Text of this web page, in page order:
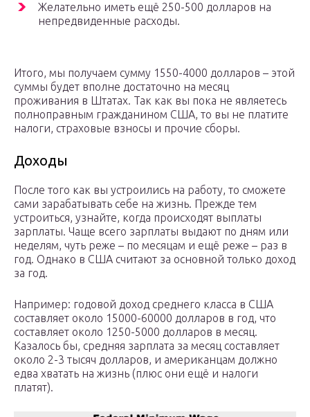
Желательно иметь ещё 250-500 долларов на
непредвиденные расходы.
Итого, мы получаем сумму 1550-4000 долларов – этой
суммы будет вполне достаточно на месяц
проживания в Штатах. Так как вы пока не являетесь
полноправным гражданином США, то вы не платите
налоги, страховые взносы и прочие сборы.
Доходы
После того как вы устроились на работу, то сможете
сами зарабатывать себе на жизнь. Прежде тем
устроиться, узнайте, когда происходят выплаты
зарплаты. Чаще всего зарплаты выдают по дням или
неделям, чуть реже – по месяцам и ещё реже – раз в
год. Однако в США считают за основной только доход
за год.
Например: годовой доход среднего класса в США
составляет около 15000-60000 долларов в год, что
составляет около 1250-5000 долларов в месяц.
Казалось бы, средняя зарплата за месяц составляет
около 2-3 тысяч долларов, и американцам должно
едва хватать на жизнь (плюс они ещё и налоги
платят).